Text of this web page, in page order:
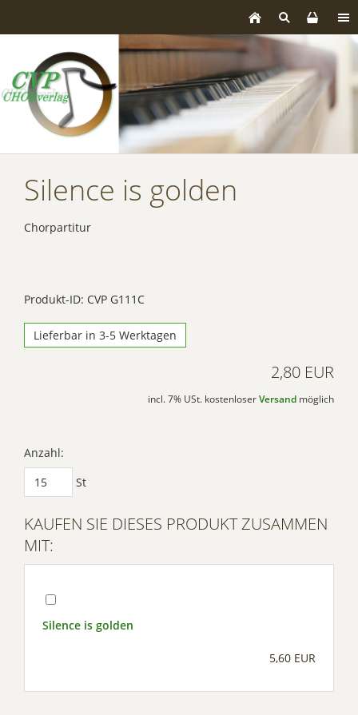
Silence is golden
Chorpartitur
Produkt-ID: CVP G111C
Lieferbar in 3-5 Werktagen
2,80 EUR
incl. 7% USt. kostenloser Versand möglich
Anzahl:
St
KAUFEN SIE DIESES PRODUKT ZUSAMMEN
MIT:
Silence is golden
5,60 EUR